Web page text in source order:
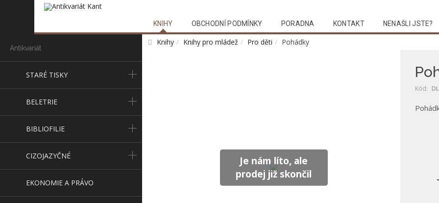
KNIHY OBCHODNÍ PODMÍNKY PORADNA KONTAKT NENAŠLI JSTE?
Antikvariát
STARÉ TISKY
BELETRIE
BIBLIOFILIE
CIZOJAZYČNÉ
EKONOMIE A PRÁVO
Knihy Knihy pro mládež Pro děti Pohádky
Je nám líto, ale
prodej již skončil
Kód: